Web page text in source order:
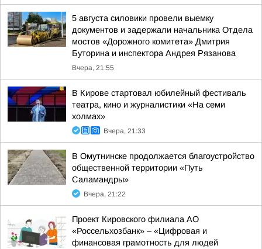
5 августа силовики провели выемку
документов и задержали начальника Отдела
мостов «Дорожного комитета» Дмитрия
Буторина и инспектора Андрея Рязанова
Вчера, 21:55
В Кирове стартовал юбилейный фестиваль
театра, кино и журналистики «На семи
холмах»
Вчера, 21:33
В Омутнинске продолжается благоустройство
общественной территории «Путь
Саламандры»
Вчера, 21:22
Проект Кировского филиала АО
«Россельхозбанк» – «Цифровая и
финансовая грамотность для людей